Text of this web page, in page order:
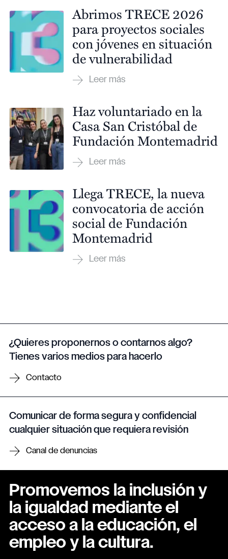
Abrimos TRECE 2026
para proyectos sociales
con jóvenes en situación
de vulnerabilidad
Haz voluntariado en la
Casa San Cristóbal de
Fundación Montemadrid
Llega TRECE, la nueva
convocatoria de acción
social de Fundación
Montemadrid
¿Quieres proponernos o contarnos algo?
Tienes varios medios para hacerlo
Contacto
Comunicar de forma segura y confidencial
cualquier situación que requiera revisión
Canal de denuncias
Promovemos la inclusión y
la igualdad mediante el
acceso a la educación, el
empleo y la cultura.